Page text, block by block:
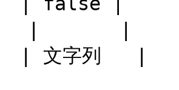
|       |
| 文字列   |